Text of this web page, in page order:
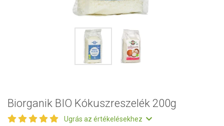
Biorganik BIO Kókuszreszelék 200g
Ugrás az értékelésekhez